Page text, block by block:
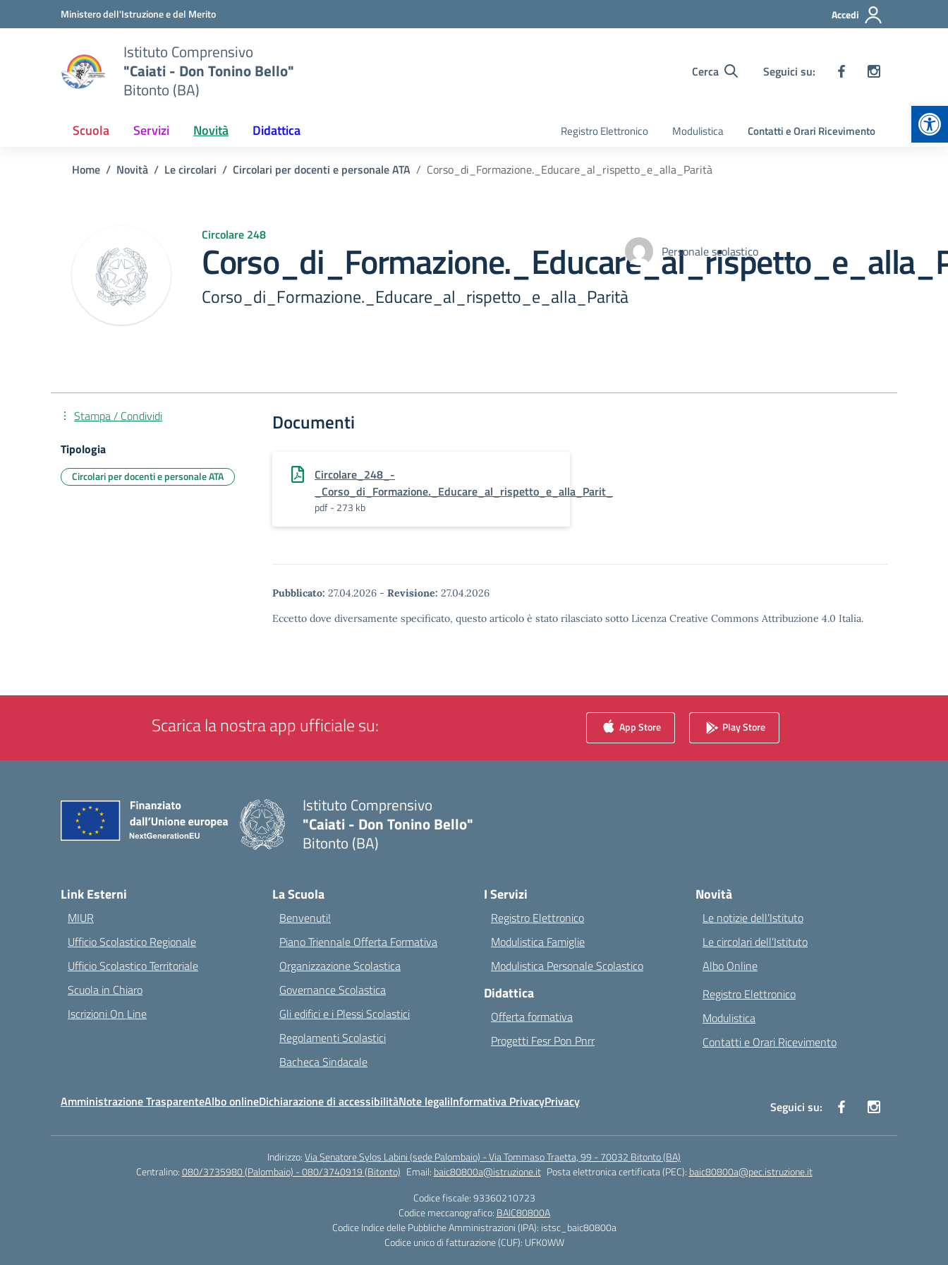
Vai ai contenuti
Vai al menu di navigazioneMinistero dell'Istruzione e del Merito Accedi
Istituto Comprensivo
"Caiati - Don Tonino Bello"
Bitonto (BA)
Cerca Seguici su:
Scuola Servizi Novità Didattica Registro Elettronico Modulistica Contatti e Orari Ricevimento
Home Novità Le circolari Circolari per docenti e personale ATA Corso_di_Formazione._Educare_al_rispetto_e_alla_Parità
Circolare 248
Corso_di_Formazione._Educare_al_rispetto_e_alla_Parità
Personale scolastico
Documenti
Circolare_248_-
_Corso_di_Formazione._Educare_al_rispetto_e_alla_Parit_
pdf - 273 kb
Pubblicato: 27.04.2026 - Revisione: 27.04.2026
Eccetto dove diversamente specificato, questo articolo è stato rilasciato sotto Licenza Creative Commons Attribuzione 4.0 Italia.
Stampa / Condividi
Tipologia
Circolari per docenti e personale ATA
Scarica la nostra app ufficiale su: App Store Play Store
Istituto Comprensivo
"Caiati - Don Tonino Bello"
Bitonto (BA)
Link Esterni
MIUR
Ufficio Scolastico Regionale
Ufficio Scolastico Territoriale
Scuola in Chiaro
Iscrizioni On Line
La Scuola
Benvenuti!
Piano Triennale Offerta Formativa
Organizzazione Scolastica
Governance Scolastica
Gli edifici e i Plessi Scolastici
Regolamenti Scolastici
Bacheca Sindacale
I Servizi
Registro Elettronico
Modulistica Famiglie
Modulistica Personale Scolastico
Didattica
Offerta formativa
Progetti Fesr Pon Pnrr
Novità
Le notizie dell’Istituto
Le circolari dell’Istituto
Albo Online
Registro Elettronico
Modulistica
Contatti e Orari Ricevimento
Amministrazione TrasparenteAlbo onlineDichiarazione di accessibilitàNote legaliInformativa PrivacyPrivacy Seguici su:
Indirizzo:Via Senatore Sylos Labini (sede Palombaio) - Via Tommaso Traetta, 99 - 70032 Bitonto (BA)
Centralino:080/3735980 (Palombaio) - 080/3740919 (Bitonto) Email: baic80800a@istruzione.it Posta elettronica certificata (PEC): baic80800a@pec.istruzione.it
Codice fiscale: 93360210723
Codice meccanografico: BAIC80800A
Codice Indice delle Pubbliche Amministrazioni (IPA): istsc_baic80800a
Codice unico di fatturazione (CUF): UFK0WW